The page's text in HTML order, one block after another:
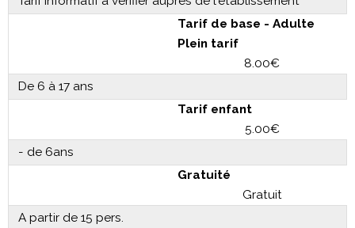
Tarif de base - Adulte
Plein tarif
8.00€
De 6 à 17 ans
Tarif enfant
5.00€
- de 6ans
Gratuité
Gratuit
A partir de 15 pers.